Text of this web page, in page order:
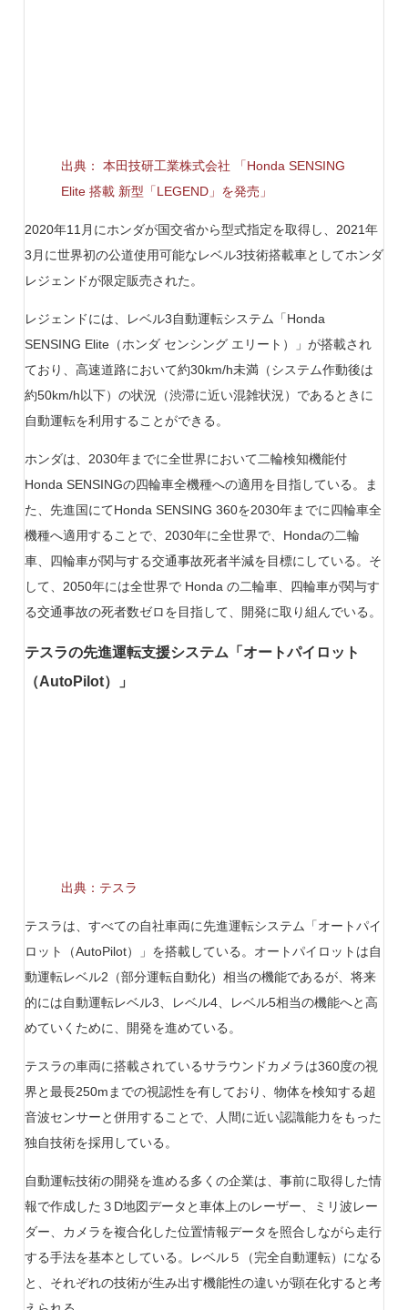
出典： 本田技研工業株式会社 「Honda SENSING
Elite 搭載 新型「LEGEND」を発売」
2020年11月にホンダが国交省から型式指定を取得し、2021年
3月に世界初の公道使用可能なレベル3技術搭載車としてホンダ
レジェンドが限定販売された。
レジェンドには、レベル3自動運転システム「Honda
SENSING Elite（ホンダ センシング エリート）」が搭載され
ており、高速道路において約30km/h未満（システム作動後は
約50km/h以下）の状況（渋滞に近い混雑状況）であるときに
自動運転を利用することができる。
ホンダは、2030年までに全世界において二輪検知機能付
Honda SENSINGの四輪車全機種への適用を目指している。ま
た、先進国にてHonda SENSING 360を2030年までに四輪車全
機種へ適用することで、2030年に全世界で、Hondaの二輪
車、四輪車が関与する交通事故死者半減を目標にしている。そ
して、2050年には全世界で Honda の二輪車、四輪車が関与す
る交通事故の死者数ゼロを目指して、開発に取り組んでいる。
テスラの先進運転支援システム「オートパイロット
（AutoPilot）」
出典：テスラ
テスラは、すべての自社車両に先進運転システム「オートパイ
ロット（AutoPilot）」を搭載している。オートパイロットは自
動運転レベル2（部分運転自動化）相当の機能であるが、将来
的には自動運転レベル3、レベル4、レベル5相当の機能へと高
めていくために、開発を進めている。
テスラの車両に搭載されているサラウンドカメラは360度の視
界と最長250mまでの視認性を有しており、物体を検知する超
音波センサーと併用することで、人間に近い認識能力をもった
独自技術を採用している。
自動運転技術の開発を進める多くの企業は、事前に取得した情
報で作成した３D地図データと車体上のレーザー、ミリ波レー
ダー、カメラを複合化した位置情報データを照合しながら走行
する手法を基本としている。レベル５（完全自動運転）になる
と、それぞれの技術が生み出す機能性の違いが顕在化すると考